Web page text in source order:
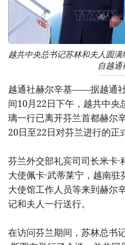
越共中央总书记苏林和夫人圆
自越通
越通社赫尔辛基——据越通
间10月22日下午，越共中央
璃一行已离开芬兰首都赫尔
20日至22日对芬兰进行的正
芬兰外交部礼宾司司长米卡
大使佩卡·武蒂莱宁，越南
大使馆工作人员等来到赫尔
记和夫人一行送行。
在访问芬兰期间，苏林总书